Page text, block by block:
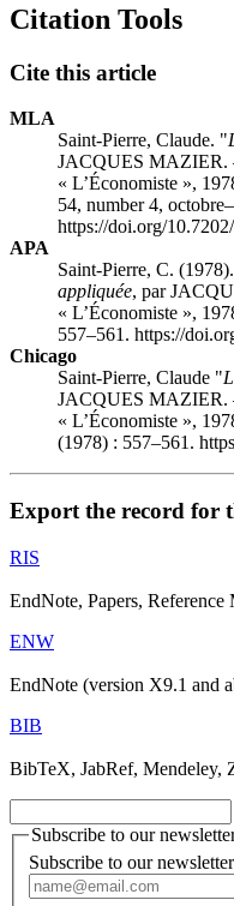
Citation Tools
Cite this article
MLA
Saint-Pierre, Claude. "
JACQUES MAZIER.
« L’Économiste »,
54, number 4,
https://doi.org/
APA
Saint-Pierre, C.
appliquée, par
« L’Économiste »,
557–561. https://
Chicago
Saint-Pierre, Claude "
JACQUES MAZIER.
« L’Économiste »,
(1978) : 557–561.
Export the record for
RIS
EndNote, Papers,
ENW
EndNote (version X9.1 and
BIB
BibTeX, JabRef, Mendeley,
Subscribe to our
Subscribe to our newsletter